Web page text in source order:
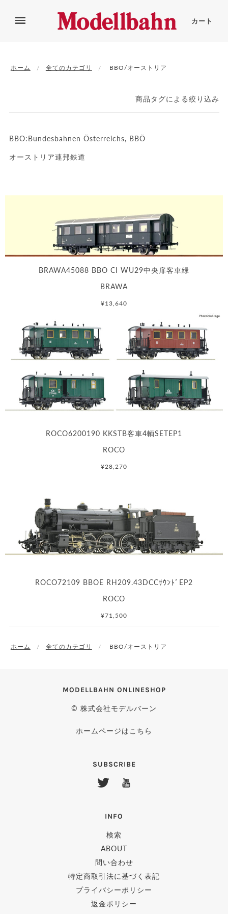
カート
ホーム 全てのカテゴリ BBO/オーストリア
商品タグによる絞り込み
BBO:Bundesbahnen Österreichs, BBÖ
オーストリア連邦鉄道
BRAWA45088 BBO CI WU29中央扉客車緑
BRAWA
¥13,640
ROCO6200190 KKSTB客車4輌SETEP1
ROCO
¥28,270
ROCO72109 BBOE RH209.43DCCｻｳﾝﾄﾞEP2
ROCO
¥71,500
ホーム 全てのカテゴリ BBO/オーストリア
MODELLBAHN ONLINESHOP
© 株式会社モデルバーン
ホームページはこちら
SUBSCRIBE
INFO
検索
ABOUT
問い合わせ
特定商取引法に基づく表記
プライバシーポリシー
返金ポリシー